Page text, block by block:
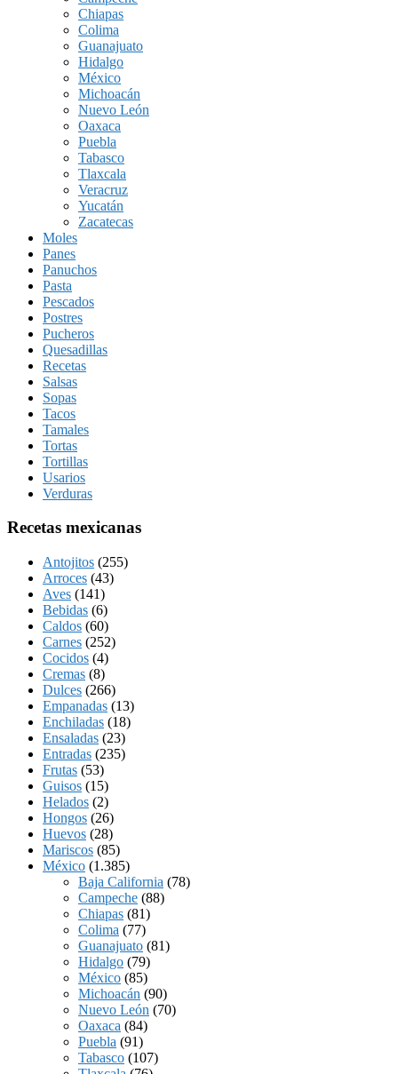
Chiapas
Colima
Guanajuato
Hidalgo
México
Michoacán
Nuevo León
Oaxaca
Puebla
Tabasco
Tlaxcala
Veracruz
Yucatán
Zacatecas
Moles
Panes
Panuchos
Pasta
Pescados
Postres
Pucheros
Quesadillas
Recetas
Salsas
Sopas
Tacos
Tamales
Tortas
Tortillas
Usarios
Verduras
Recetas mexicanas
Antojitos (255)
Arroces (43)
Aves (141)
Bebidas (6)
Caldos (60)
Carnes (252)
Cocidos (4)
Cremas (8)
Dulces (266)
Empanadas (13)
Enchiladas (18)
Ensaladas (23)
Entradas (235)
Frutas (53)
Guisos (15)
Helados (2)
Hongos (26)
Huevos (28)
Mariscos (85)
México (1.385)
Baja California (78)
Campeche (88)
Chiapas (81)
Colima (77)
Guanajuato (81)
Hidalgo (79)
México (85)
Michoacán (90)
Nuevo León (70)
Oaxaca (84)
Puebla (91)
Tabasco (107)